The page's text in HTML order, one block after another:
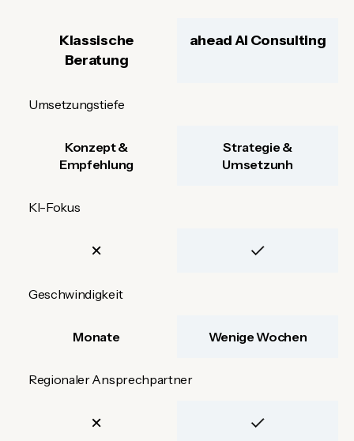
Klassische
Beratung
ahead AI Consulting
Umsetzungstiefe
Konzept &
Empfehlung
Strategie &
Umsetzunh
KI-Fokus
Geschwindigkeit
Monate Wenige Wochen
Regionaler Ansprechpartner